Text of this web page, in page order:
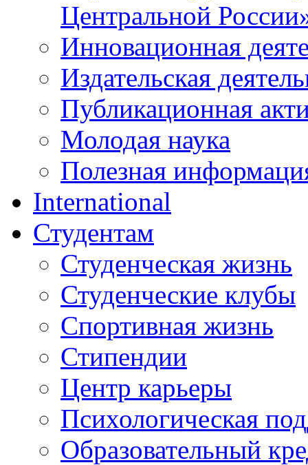
Центральной
Инновационная
Издательская
Публикационная
Молодая наука
Полезная
International
Студентам
Студенческая жизнь
Студенческие клубы
Спортивная жизнь
Стипендии
Центр карьеры
Психологическая
Образовательный